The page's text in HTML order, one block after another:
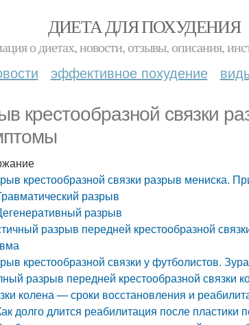
ДИЕТА ДЛЯ ПОХУДЕНИЯ
о диетах, новости, отзывы, описания,
эффективное похудение
крестообразной связки
крестообразной связки разрыв мениска.
разрыв
разрыв
разрыв передней крестообразной
крестообразной связки у футболистов.
разрыв передней крестообразной связки
колена — сроки восстановления и
долго длится реабилитация после пластики